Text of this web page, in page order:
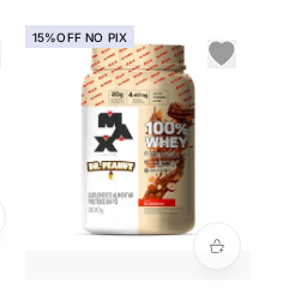
15%OFF NO PIX